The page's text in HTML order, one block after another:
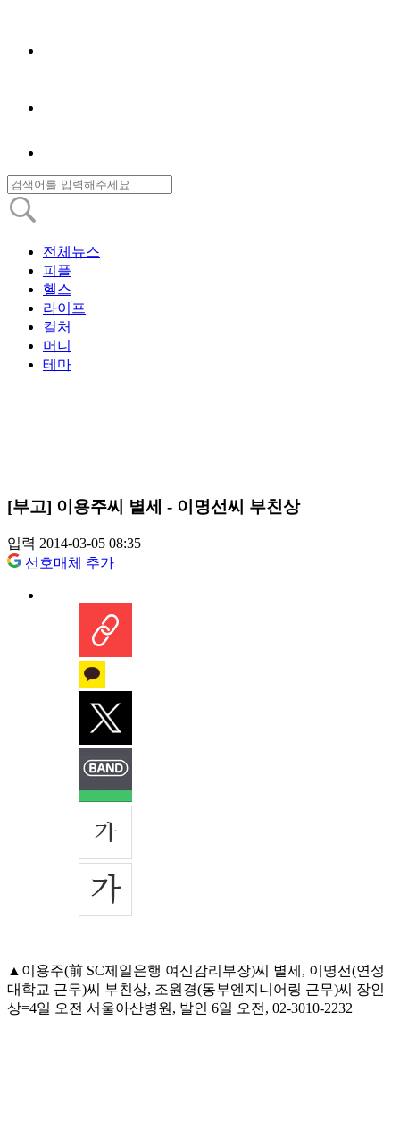
전체뉴스
피플
헬스
라이프
컬처
머니
테마
[부고] 이용주씨 별세 - 이명선씨 부친상
입력 2014-03-05 08:35
선호매체 추가
▲이용주(前 SC제일은행 여신감리부장)씨 별세, 이명선(연성
대학교 근무)씨 부친상, 조원경(동부엔지니어링 근무)씨 장인
상=4일 오전 서울아산병원, 발인 6일 오전, 02-3010-2232